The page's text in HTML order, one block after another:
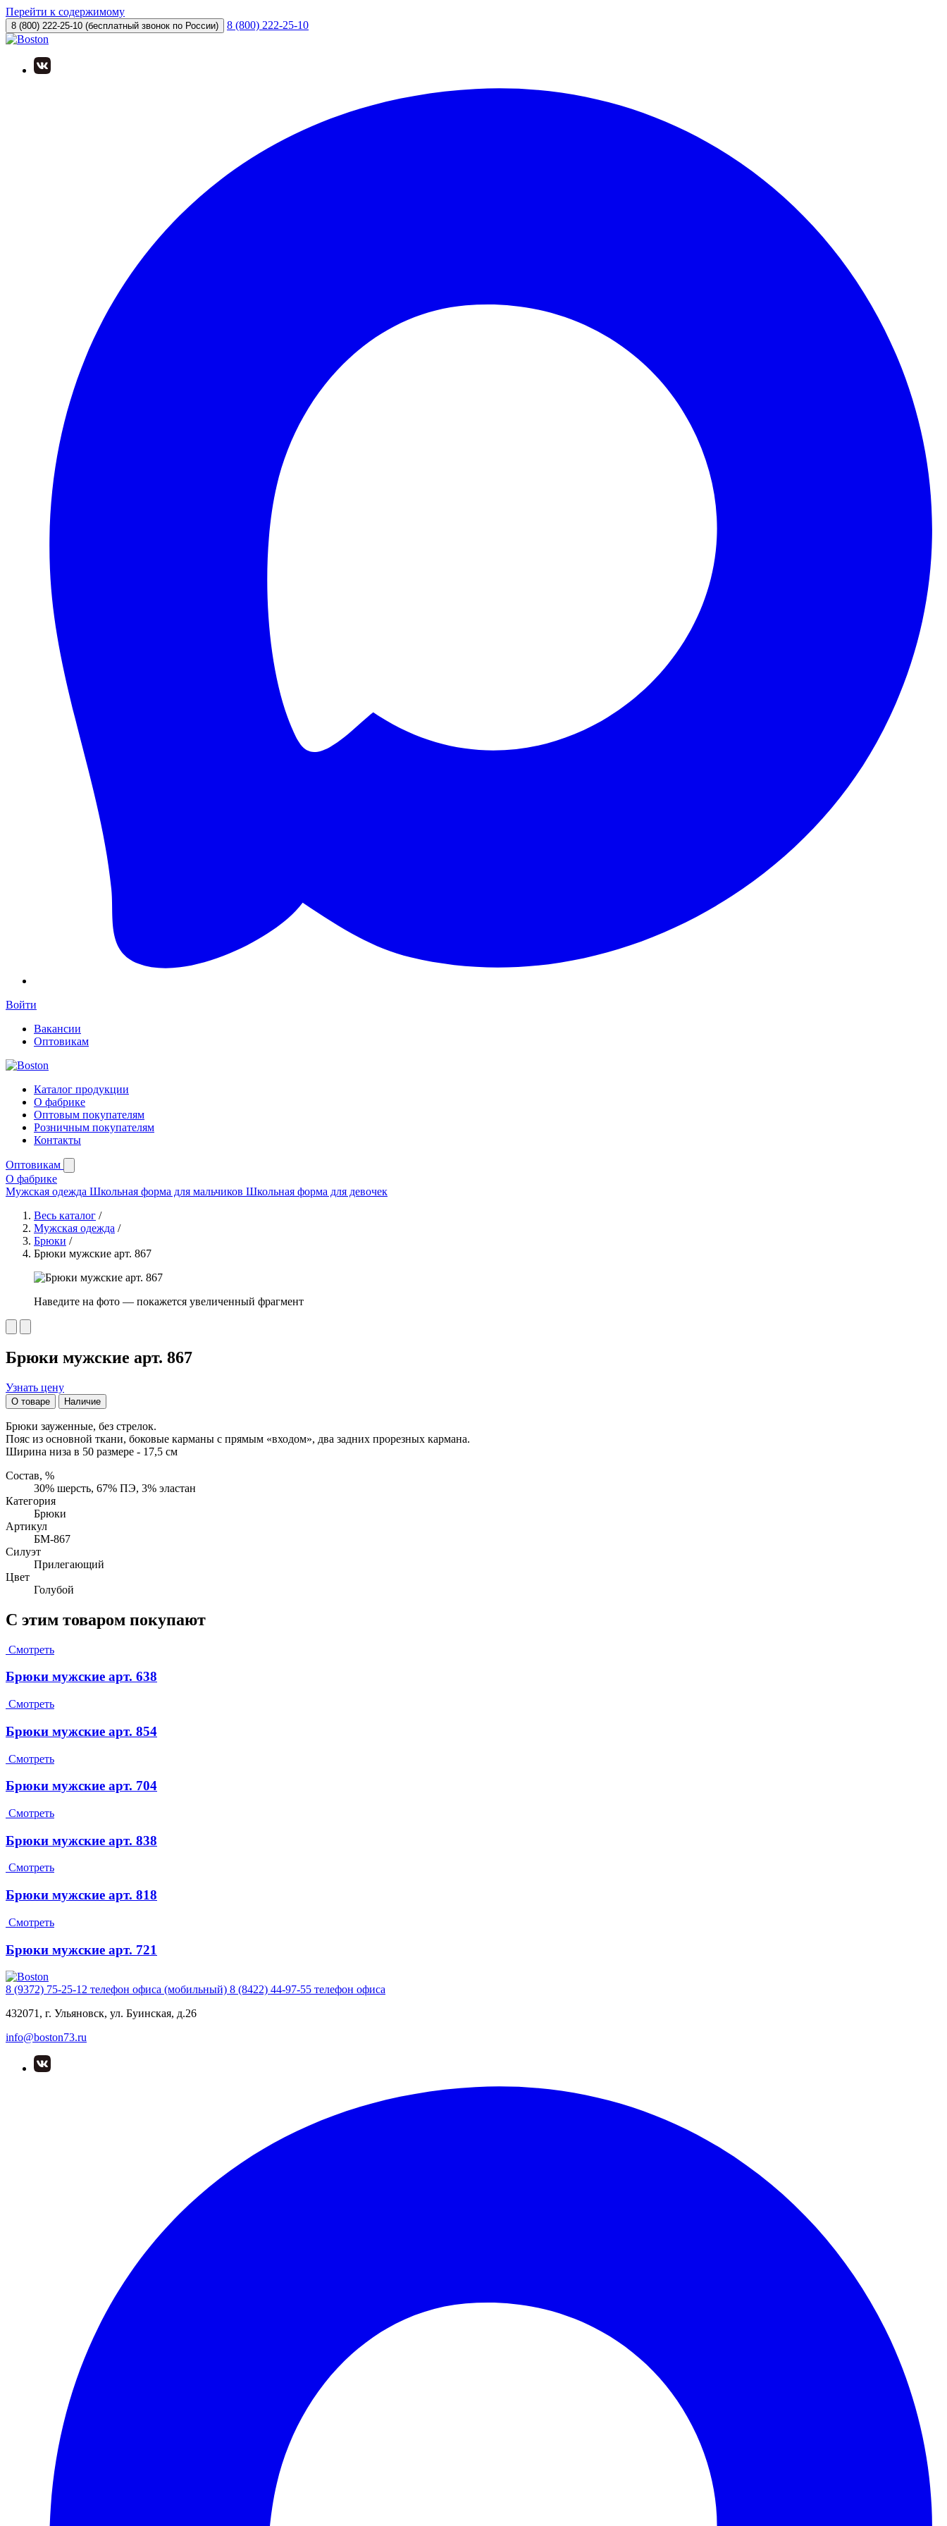
Перейти к содержимому
8 (800) 222-25-10 (бесплатный звонок по России) 8 (800) 222-25-10
Войти
Вакансии
Оптовикам
Каталог продукции
О фабрике
Оптовым покупателям
Розничным покупателям
Контакты
Оптовикам
О фабрике
Мужская одежда Школьная форма для мальчиков Школьная форма для девочек
Весь каталог /
Мужская одежда /
Брюки /
Брюки мужские арт. 867
Наведите на фото — покажется увеличенный фрагмент
Брюки мужские арт. 867
Узнать цену
О товаре Наличие
Брюки зауженные, без стрелок.
Пояс из основной ткани, боковые карманы с прямым «входом», два задних прорезных кармана.
Ширина низа в 50 размере - 17,5 см
Состав, %
30% шерсть, 67% ПЭ, 3% эластан
Категория
Брюки
Артикул
БМ-867
Силуэт
Прилегающий
Цвет
Голубой
С этим товаром покупают
Смотреть
Брюки мужские арт. 638
Смотреть
Брюки мужские арт. 854
Смотреть
Брюки мужские арт. 704
Смотреть
Брюки мужские арт. 838
Смотреть
Брюки мужские арт. 818
Смотреть
Брюки мужские арт. 721
8 (9372) 75-25-12 телефон офиса (мобильный) 8 (8422) 44-97-55 телефон офиса
432071, г. Ульяновск, ул. Буинская, д.26
info@boston73.ru